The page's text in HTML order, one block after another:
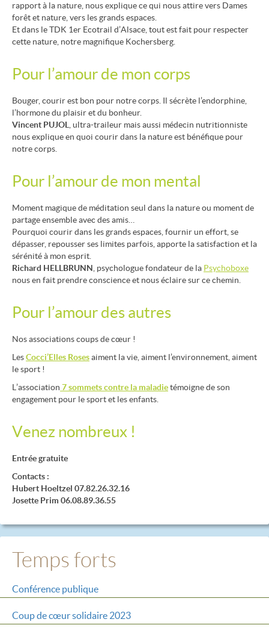
rapport à la nature, nousexplique ce qui nousattire vers Dames
forêt et nature, vers les grands espaces
Et dans le TDK 1er Ecotrail d’Alsace, tout est fait pour respecter
cette nature, notre magnifique Kochersberg.
Pour l’amour de mon corps
Bouger, courir est bon pour notre corps. Il sécrète l’endorphine,
l’hormone du plaisir et du bonheur.
Vincent PUJOL
, ultra-traileur mais aussi médecin nutritionniste
nousexplique en quoi courir dans la nature est bénéfique pour
notre corps
Pour l’amour de mon mental
Moment magique de méditation seul dans la natureou moment de
partageensemble avec des amis…
Pourquoi courir dans les grands espaces, fournir un effort, se
dépasser, repousser ses limites parfois, apporte la satisfaction et la
sérénité à mon esprit
Richard HELLBRUNN psychologue fondateur de la Psychoboxe
nous en fait prendre conscience et nous éclaire sur ce chemin.
Pour l’amour des autres
Nos associations coups de cœur !
LesCocci’Elles Rosesaiment la vie, aiment l’environnement , aiment
le sport !
L ’association 7 sommets contre la maladietémoignede son
engagement pour le sport et les enfants.
Venez nombreux !
Entrée gratuite
Contacts :
Hubert Hoeltzel 07.82.26.32.16
Josette Prim 06.08.89.36.55
Temps forts
Conférence publique
Coup de cœur solidaire 2023